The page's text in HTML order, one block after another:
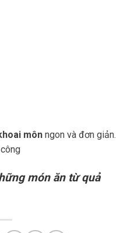
môn ngon và đơn giản.
món ăn từ quả